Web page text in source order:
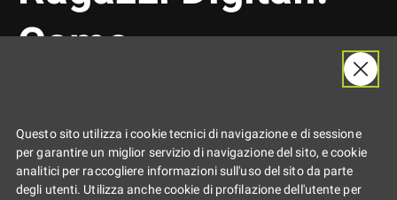
Come
sopravvivere alla
rete
Questo sito utilizza i cookie tecnici di navigazione e di sessione
per garantire un miglior servizio di navigazione del sito, e cookie
analitici per raccogliere informazioni sull'uso del sito da parte
degli utenti. Utilizza anche cookie di profilazione dell'utente per